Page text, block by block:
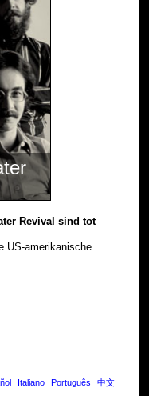
Revival sind tot
US-amerikanische
Italiano Português 中文